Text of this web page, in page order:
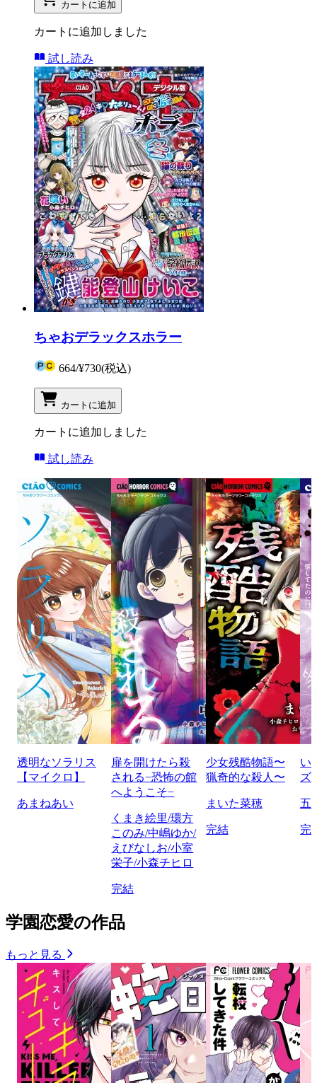
カートに追加
カートに追加しました
試し読み
ちゃおデラックスホラー
664/¥730(税込)
カートに追加
カートに追加しました
試し読み
透明なソラリス
【マイクロ】
あまねあい
扉を開けたら殺
される−恐怖の館
へようこそ−
くまき絵里/環方
このみ/中嶋ゆか/
えびなしお/小室
栄子/小森チヒロ
完結
少女残酷物語〜
猟奇的な殺人〜
まいた菜穂
完結
い
ズ
五
完
学園恋愛の作品
もっと見る